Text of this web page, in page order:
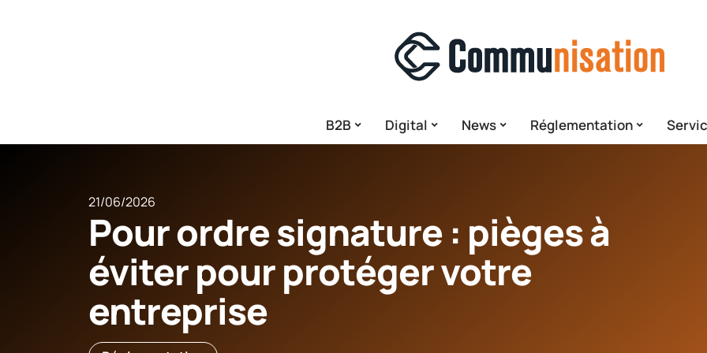
B2B Digital News Réglementation
21/06/2026
Pour ordre signature : pièges à
éviter pour protéger votre
entreprise